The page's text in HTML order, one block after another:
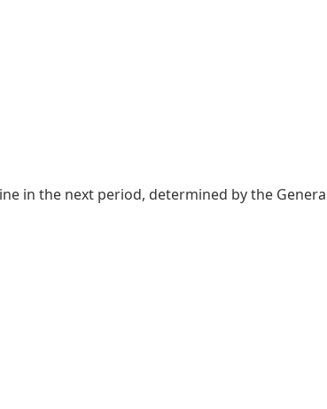
in the next period, determined by the